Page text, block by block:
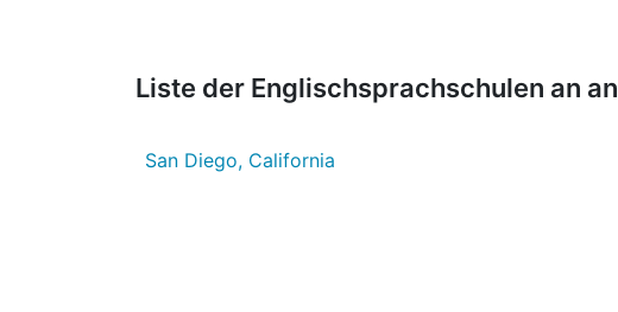
Liste der Englischsprachschulen an
San Diego, California